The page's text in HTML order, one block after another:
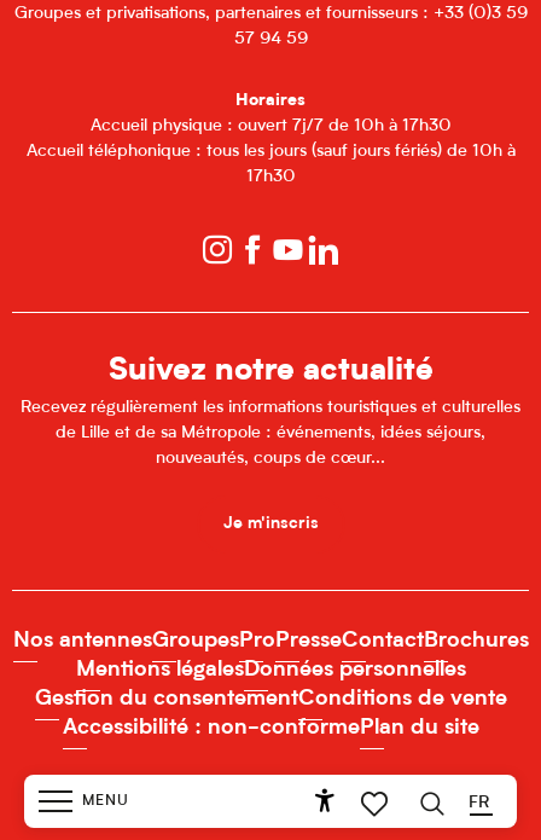
MENU
Accessibilité
Recherche
FR
Groupes et privatisations, partenaires et fournisseurs : +33 (0)3 59
57 94 59
Horaires
Accueil physique : ouvert 7j/7 de 10h à 17h30
Accueil téléphonique : tous les jours (sauf jours fériés) de 10h à
17h30
Suivez notre actualité
Recevez régulièrement les informations touristiques et culturelles
de Lille et de sa Métropole : événements, idées séjours,
nouveautés, coups de cœur...
Je m'inscris
Nos antennesGroupesPro PresseContactBrochures
Mentions légalesDonnées personnelles
Gestion du consentementConditions de vente
Accessibilité : non-conformePlan du site